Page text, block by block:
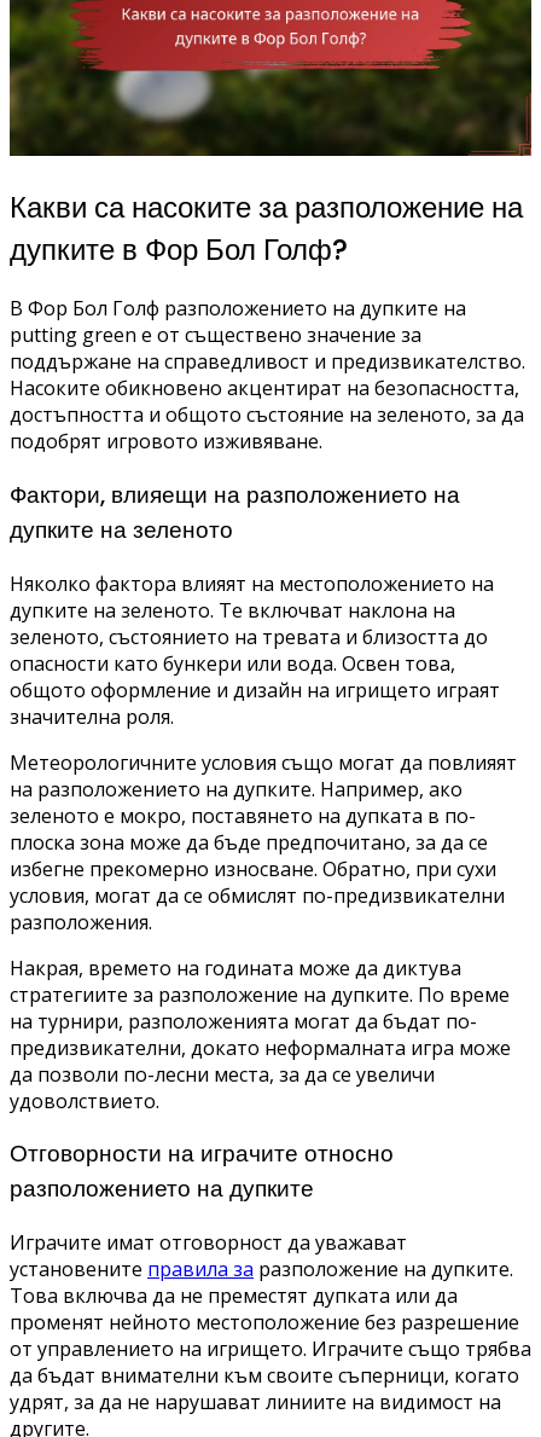
Какви са насоките за разположение на
дупките в Фор Бол Голф?
В Фор Бол Голф разположението на дупките на
putting green е от съществено значение за
поддържане на справедливост и предизвикателство.
Насоките обикновено акцентират на безопасността,
достъпността и общото състояние на зеленото, за да
подобрят игровото изживяване.
Фактори, влияещи на разположението на
дупките на зеленото
Няколко фактора влияят на местоположението на
дупките на зеленото. Те включват наклона на
зеленото, състоянието на тревата и близостта до
опасности като бункери или вода. Освен това,
общото оформление и дизайн на игрището играят
значителна роля.
Метеорологичните условия също могат да повлияят
на разположението на дупките. Например, ако
зеленото е мокро, поставянето на дупката в по-
плоска зона може да бъде предпочитано, за да се
избегне прекомерно износване. Обратно, при сухи
условия, могат да се обмислят по-предизвикателни
разположения.
Накрая, времето на годината може да диктува
стратегиите за разположение на дупките. По време
на турнири, разположенията могат да бъдат по-
предизвикателни, докато неформалната игра може
да позволи по-лесни места, за да се увеличи
удоволствието.
Отговорности на играчите относно
разположението на дупките
Играчите имат отговорност да уважават
установените правила за разположение на дупките.
Това включва да не преместят дупката или да
променят нейното местоположение без разрешение
от управлението на игрището. Играчите също трябва
да бъдат внимателни към своите съперници, когато
удрят, за да не нарушават линиите на видимост на
другите.